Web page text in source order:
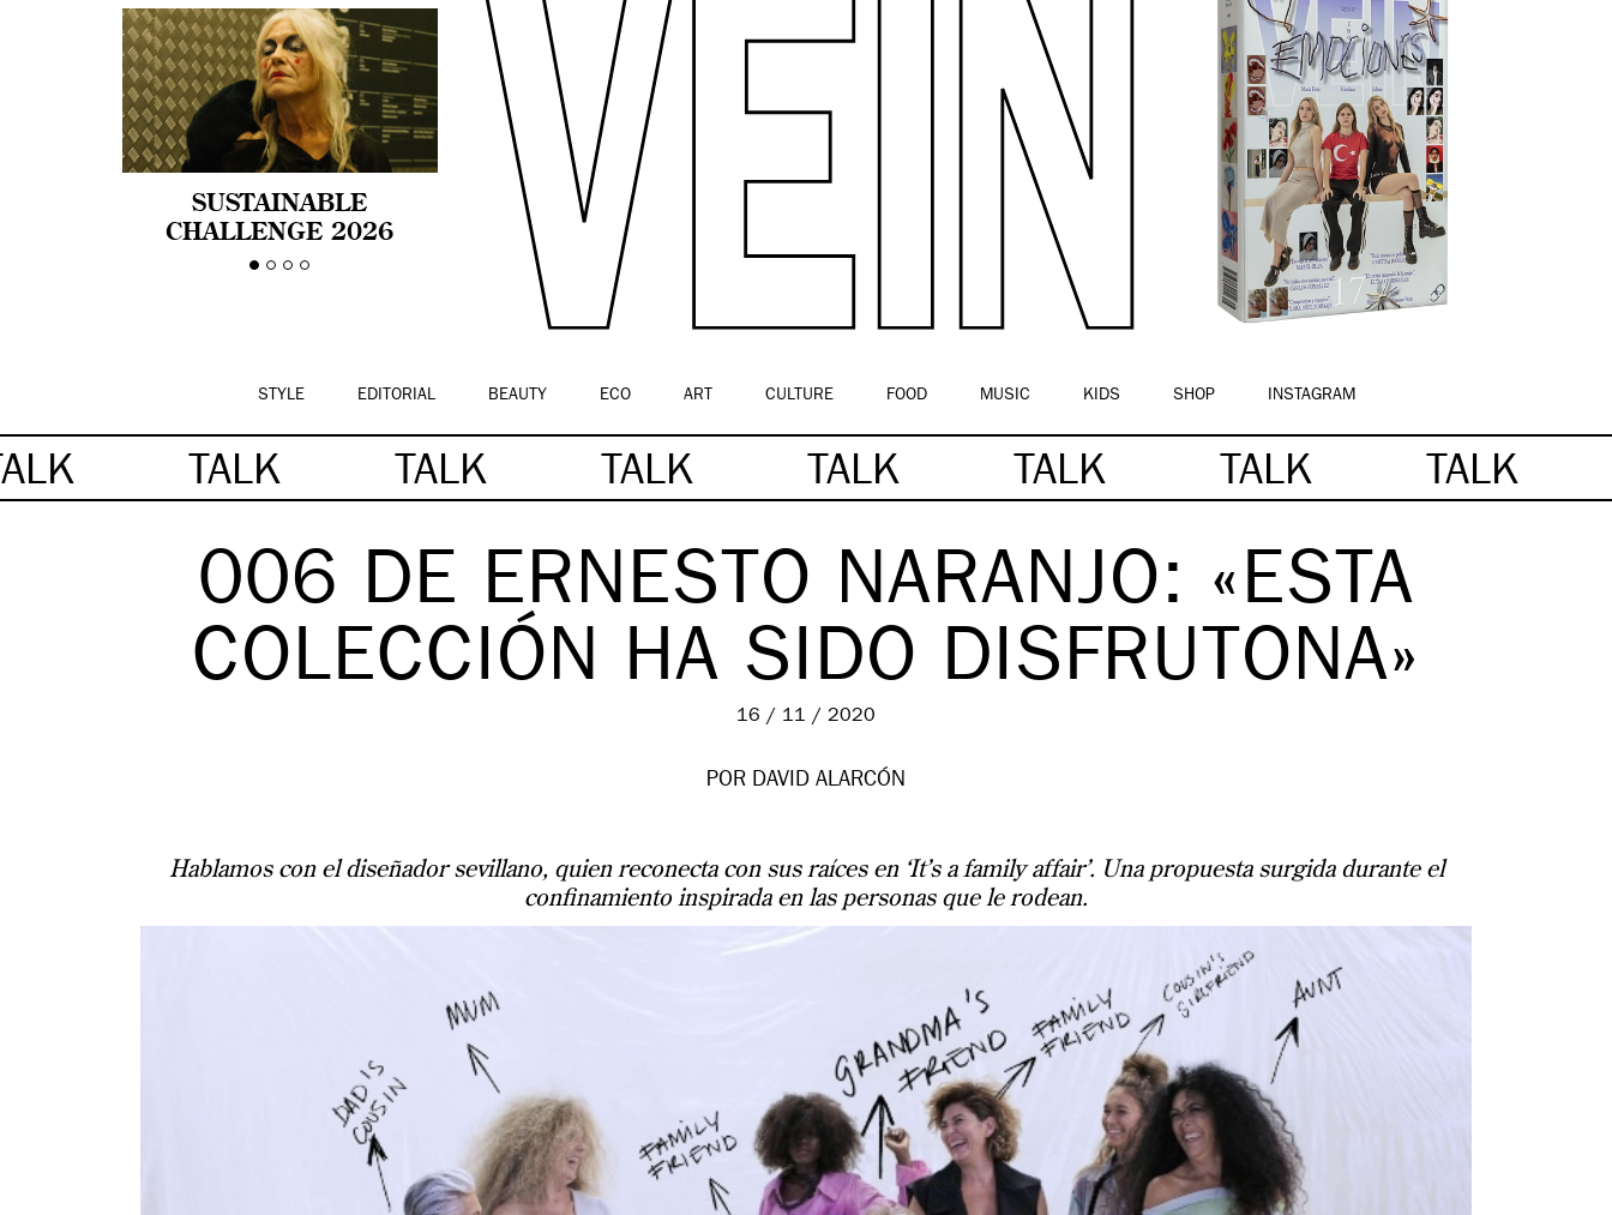
SUSTAINABLE
CHALLENGE 2026
CELEBRA LA
STYLE EDITORIAL BEAUTY ECO ART CULTURE FOOD MUSIC KIDS SHOP INSTAGRAM
TALK TALK TALK TALK TALK TALK TALK
006 DE ERNESTO NARANJO: «ESTA
COLECCIÓN HA SIDO DISFRUTONA»
16 / 11 / 2020
POR DAVID ALARCÓN
Hablamos con el diseñador sevillano, quien reconecta con sus raíces en ‘It’s a family affair’. Una propuesta surgida durante el
confinamiento inspirada en las personas que le rodean.